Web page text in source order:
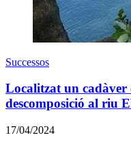
Successos
Localitzat un cadàver
descomposició al riu
17/04/2024